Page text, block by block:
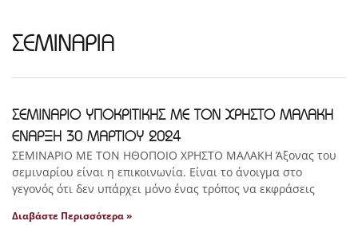
ΣΕΜΙΝΑΡΙΑ
ΣΕΜΙΝΑΡΙΟ ΥΠΟΚΡΙΤΙΚΗΣ ΜΕ ΤΟΝ ΧΡΗΣΤΟ ΜΑΛΑΚΗ
ΕΝΑΡΞΗ 30 ΜΑΡΤΙΟΥ 2024
ΣΕΜΙΝΑΡΙΟ ΜΕ ΤΟΝ ΗΘΟΠΟΙΟ ΧΡΗΣΤΟ ΜΑΛΑΚΗ Άξονας του
σεμιναρίου είναι η επικοινωνία. Είναι το άνοιγμα στο
γεγονός ότι δεν υπάρχει μόνο ένας τρόπος να εκφράσεις
Διαβάστε Περισσότερα »